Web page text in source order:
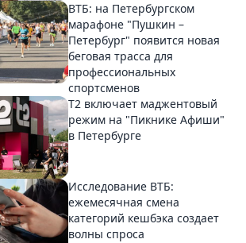
ВТБ: на Петербургском
марафоне "Пушкин –
Петербург" появится новая
беговая трасса для
профессиональных
спортсменов
Т2 включает маджентовый
режим на "Пикнике Афиши"
в Петербурге
Исследование ВТБ:
ежемесячная смена
категорий кешбэка создает
волны спроса